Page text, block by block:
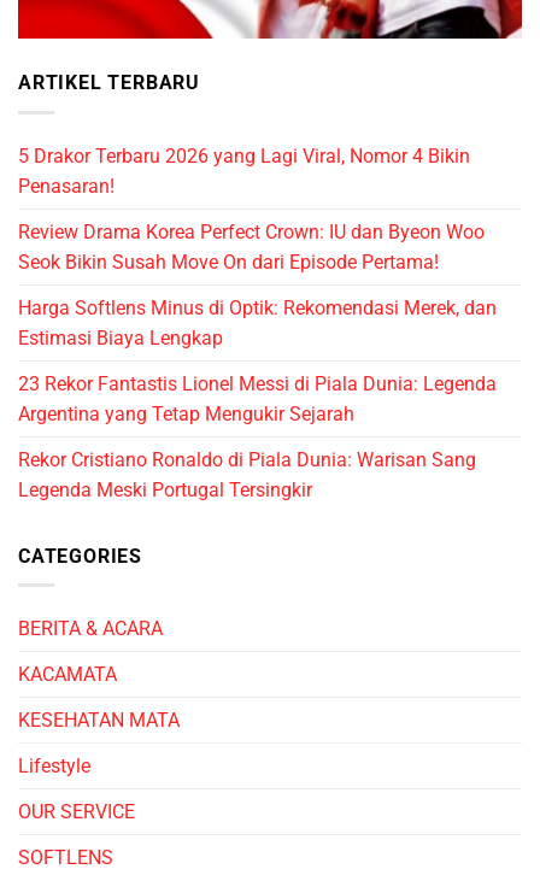
ARTIKEL TERBARU
5 Drakor Terbaru 2026 yang Lagi Viral, Nomor 4 Bikin
Penasaran!
Review Drama Korea Perfect Crown: IU dan Byeon Woo
Seok Bikin Susah Move On dari Episode Pertama!
Harga Softlens Minus di Optik: Rekomendasi Merek, dan
Estimasi Biaya Lengkap
23 Rekor Fantastis Lionel Messi di Piala Dunia: Legenda
Argentina yang Tetap Mengukir Sejarah
Rekor Cristiano Ronaldo di Piala Dunia: Warisan Sang
Legenda Meski Portugal Tersingkir
CATEGORIES
BERITA & ACARA
KACAMATA
KESEHATAN MATA
Lifestyle
OUR SERVICE
SOFTLENS